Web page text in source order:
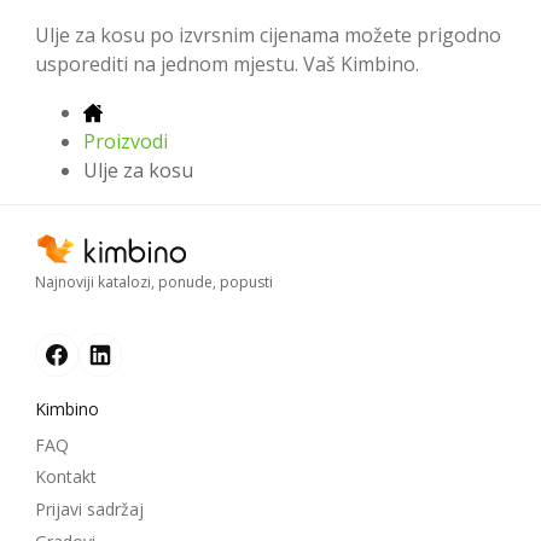
Ulje za kosu po izvrsnim cijenama možete prigodno
usporediti na jednom mjestu. Vaš Kimbino.
Proizvodi
Ulje za kosu
Najnoviji katalozi, ponude, popusti
Kimbino
FAQ
Kontakt
Prijavi sadržaj